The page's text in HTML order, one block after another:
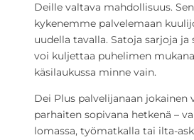
Deille valtava mahdollisuus.
kykenemme palvelemaan
uudella tavalla. Satoja sarjoja ja
voi kuljettaa puhelimen
käsilaukussa minne vain.
Dei Plus palvelijanaan jokainen
parhaiten sopivana hetkenä –
lomassa, työmatkalla tai ilta-